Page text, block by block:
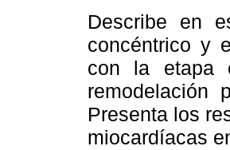
Describe en
concéntrico y
con la etapa
remodelación
Presenta los
miocardíacas